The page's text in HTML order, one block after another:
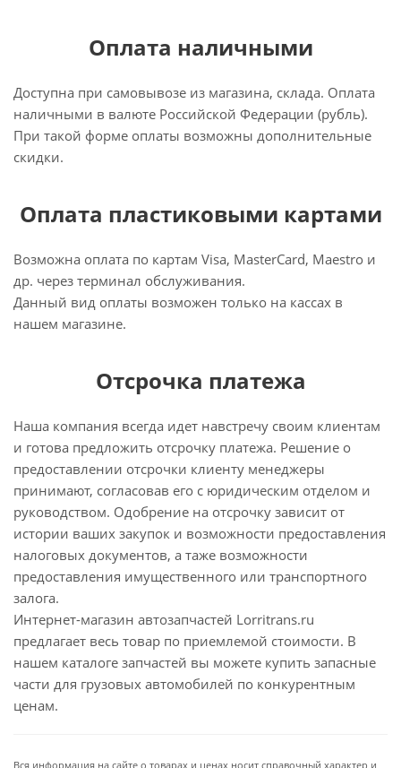
Оплата наличными
Доступна при самовывозе из магазина, склада. Оплата
наличными в валюте Российской Федерации (рубль).
При такой форме оплаты возможны дополнительные
скидки.
Оплата пластиковыми картами
Возможна оплата по картам Visa, MasterCard, Maestro и
др. через терминал обслуживания.
Данный вид оплаты возможен только на кассах в
нашем магазине.
Отсрочка платежа
Наша компания всегда идет навстречу своим клиентам
и готова предложить отсрочку платежа. Решение о
предоставлении отсрочки клиенту менеджеры
принимают, согласовав его с юридическим отделом и
руководством. Одобрение на отсрочку зависит от
истории ваших закупок и возможности предоставления
налоговых документов, а таже возможности
предоставления имущественного или транспортного
залога.
Интернет-магазин автозапчастей Lorritrans.ru
предлагает весь товар по приемлемой стоимости. В
нашем каталоге запчастей вы можете купить запасные
части для грузовых автомобилей по конкурентным
ценам.
Вся информация на сайте о товарах и ценах носит справочный характер и